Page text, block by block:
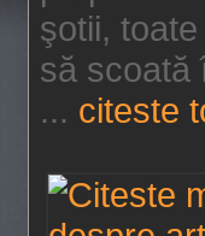
şotii,
să scoată
... citeste